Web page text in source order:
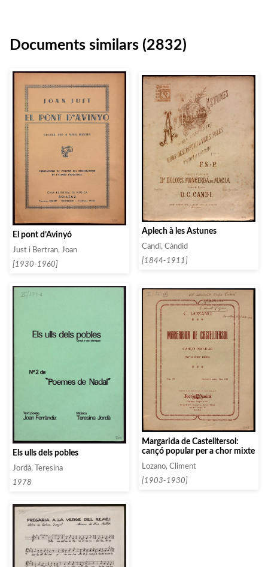
Documents similars (2832)
El pont d’Avinyó
Just i Bertran, Joan
[1930-1960]
Aplech à les Astunes
Candi, Càndid
[1844-1911]
Els ulls dels pobles
Jordà, Teresina
1978
Margarida de Castelltersol:
cançó popular per a chor mixte
Lozano, Climent
[1903-1930]